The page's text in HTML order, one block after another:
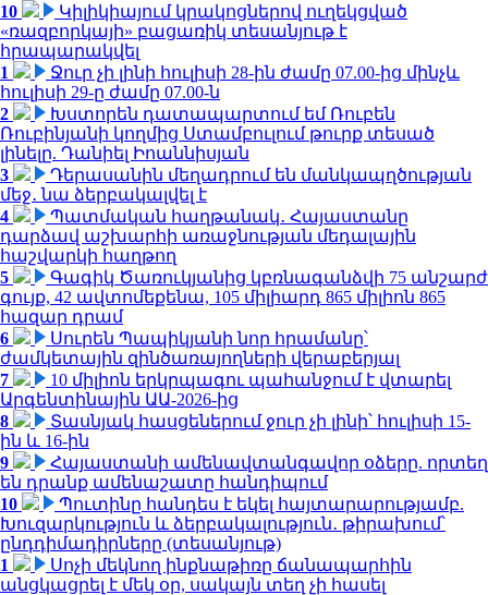
10
Կիլիկիայում կրակոցներով ուղեկցված
«ռազբորկայի» բացառիկ տեսանյութ է
հրապարակվել
1
Ջուր չի լինի հուլիսի 28-ին ժամը 07.00-ից մինչև
հուլիսի 29-ը ժամը 07.00-ն
2
Խստորեն դատապարտում եմ Ռուբեն
Ռուբինյանի կողմից Ստամբուլում թուրք տեսած
լինելը. Դանիել Իոաննիսյան
3
Դերասանին մեղադրում են մանկապղծության
մեջ․ նա ձերբակալվել է
4
Պատմական հաղթանակ․ Հայաստանը
դարձավ աշխարհի առաջնության մեդալային
հաշվարկի հաղթող
5
Գագիկ Ծառուկյանից կբռնագանձվի 75 անշարժ
գույք, 42 ավտոմեքենա, 105 միլիարդ 865 միլիոն 865
հազար դրամ
6
Սուրեն Պապիկյանի նոր հրամանը՝
ժամկետային զինծառայողների վերաբերյալ
7
10 միլիոն երկրպագու պահանջում է վտարել
Արգենտինային ԱԱ-2026-ից
8
Տասնյակ հասցեներում ջուր չի լինի՝ հուլիսի 15-
ին և 16-ին
9
Հայաստանի ամենավտանգավոր օձերը. որտեղ
են դրանք ամենաշատը հանդիպում
10
Պուտինը հանդես է եկել հայտարարությամբ.
Խուզարկություն և ձերբակալություն․ թիրախում՝
ընդդիմադիրները (տեսանյութ)
1
Սոչի մեկնող ինքնաթիռը ճանապարհին
անցկացրել է մեկ օր, սակայն տեղ չի հասել